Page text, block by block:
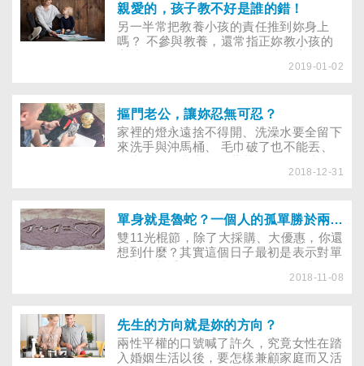
愈來愈難搞。假如親密伴侶退休後難相
處，該如何改善？除了分居、離婚，還有
什麼方法可以改善夫妻關係呢？
親愛的，孩子教不好是誰的錯！
另一半常把教養小孩的責任推到妳身上
嗎？ 不參與教養，還常指正妳教小孩的
一起分擔教養重任， 專家說，「放低姿
2019-01-02
摳門老公，讓妳忍無可忍？
家裡的燈永遠捨不得開、洗澡水要全留下
來洗手與沖馬桶、 毛巾破了也不能丟、
種的摳門行徑，已讓你大呼「受不了」了
2018-12-31
單身就是魯蛇？一個人的孤單勝於兩個人的寂寞？
雙11光棍節，除了大採購、大優惠，你還
想到什麼？其實這個日子最初是表示對單
此會有慶祝單身生活或為脫離單身辦的交
2017年男性未婚率突破半數達到53.0％，
女性則為43.5％。但單身就等於魯蛇嗎？
一份2013年發表於線上《PLOS ONE》
2018-11-08
先生的方向就是妳的方向？
兩性平權的口號喊了許久，究竟女性在踏
入婚姻生活以後，要怎樣兼顧家庭而又活